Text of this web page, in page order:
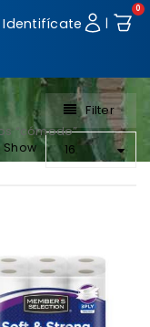
Identifícate |
0
“cómodo”
Filter
Show 16